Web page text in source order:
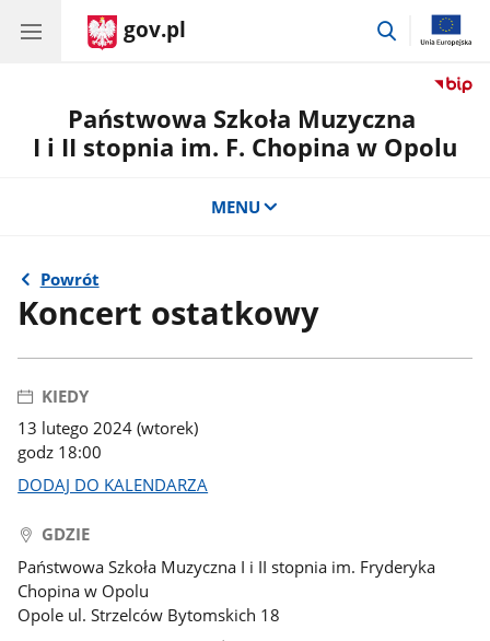
gov.pl
przejdź
Państwowa Szkoła Muzyczna
I i II stopnia im. F. Chopina w Opolu
MENU
Powrót
Koncert ostatkowy
KIEDY
13 lutego 2024 (wtorek)
godz 18:00
DODAJ DO KALENDARZA
GDZIE
Państwowa Szkoła Muzyczna I i II stopnia im. Fryderyka
Chopina w Opolu
Opole ul. Strzelców Bytomskich 18